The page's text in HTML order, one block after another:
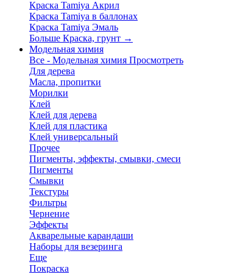
Краска Tamiya Акрил
Краска Tamiya в баллонах
Краска Tamiya Эмаль
Больше Краска, грунт →
Модельная химия
Все - Модельная химия Просмотреть
Для дерева
Масла, пропитки
Морилки
Клей
Клей для дерева
Клей для пластика
Клей универсальный
Прочее
Пигменты, эффекты, смывки, смеси
Пигменты
Смывки
Текстуры
Фильтры
Чернение
Эффекты
Акварельные карандаши
Наборы для везеринга
Еще
Покраска